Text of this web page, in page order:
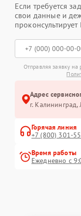
Если требуется
свои данные и
проконсультирует
Отправляя заявку на
Адрес
г.
Горячая линия
+7 (800) 301-
Время работы
Ежедневно с